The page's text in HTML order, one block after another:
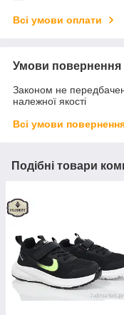
Всі умови оплати
Умови повернення
Законом не
належної якості
Всі умови
Подібні товари